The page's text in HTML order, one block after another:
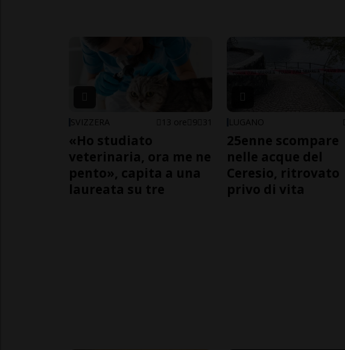
SVIZZERA 13 ore 9 31
«Ho studiato
veterinaria, ora me ne
pento», capita a una
laureata su tre
LUGANO
25enne scompare
nelle acque del
Ceresio, ritrovato
privo di vita